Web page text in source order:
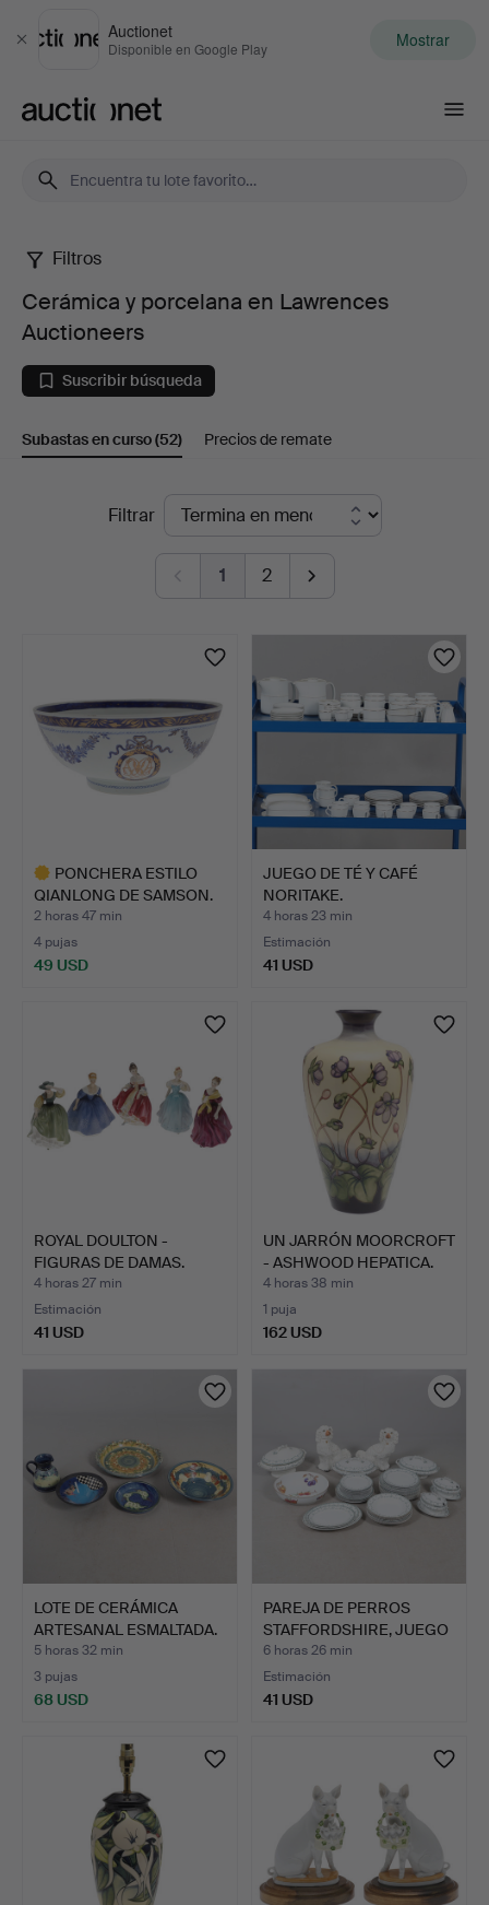
Cerrar
Auctionet
Disponible en Google Play Mostrar
Cerámica
porcelana
en
Auctioneers
Filtros
Cerámica y porcelana en Lawrences
Auctioneers
Suscribir búsqueda
Subastas en curso(52) Precios de remate
SubastasFiltrar
1 2
PONCHERA ESTILO
QIANLONG DE SAMSON.
2 horas 47 min
4 pujas
49 USD
JUEGO DE TÉ Y CAFÉ
NORITAKE.
4 horas 23 min
Estimación
41 USD
ROYAL DOULTON -
FIGURAS DE DAMAS.
4 horas 27 min
Estimación
41 USD
UN JARRÓN MOORCROFT
- ASHWOOD HEPATICA.
4 horas 38 min
1 puja
162 USD
LOTE DE CERÁMICA
ARTESANAL ESMALTADA.
5 horas 32 min
3 pujas
68 USD
PAREJA DE PERROS
STAFFORDSHIRE, JUEGO
DE V…
6 horas 26 min
Estimación
41 USD